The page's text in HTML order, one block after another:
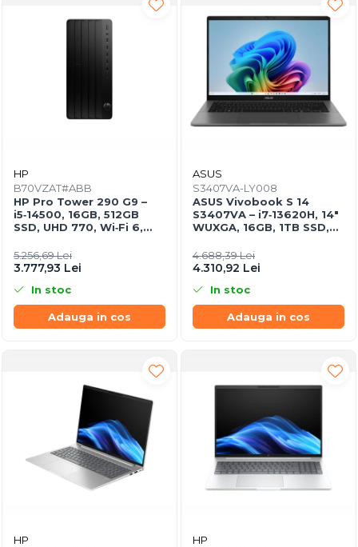
HP
B70VZAT#ABB
HP Pro Tower 290 G9 –
i5‑14500, 16GB, 512GB
SSD, UHD 770, Wi‑Fi 6,
5.256,69 Lei
3.777,93 Lei
In stoc
Adauga in cos
ASUS
S3407VA-LY008
ASUS Vivobook S 14
S3407VA – i7‑13620H, 14"
WUXGA, 16GB, 1TB SSD,
4.688,39 Lei
4.310,92 Lei
In stoc
Adauga in cos
HP
HP